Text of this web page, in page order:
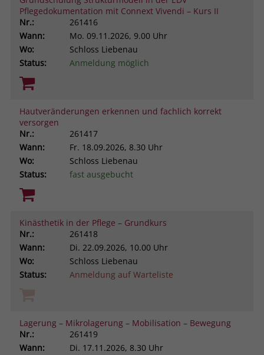
Pflegedokumentation mit Connext Vivendi – Kurs II
Nr.:
261416
Wann:
Mo. 09.11.2026, 9.00 Uhr
Wo:
Schloss Liebenau
Status:
Anmeldung möglich
Hautveränderungen erkennen und fachlich korrekt
versorgen
Nr.:
261417
Wann:
Fr. 18.09.2026, 8.30 Uhr
Wo:
Schloss Liebenau
Status:
fast ausgebucht
Kinästhetik in der Pflege – Grundkurs
Nr.:
261418
Wann:
Di. 22.09.2026, 10.00 Uhr
Wo:
Schloss Liebenau
Status:
Anmeldung auf Warteliste
Lagerung – Mikrolagerung – Mobilisation – Bewegung
Nr.:
261419
Wann:
Di. 17.11.2026, 8.30 Uhr